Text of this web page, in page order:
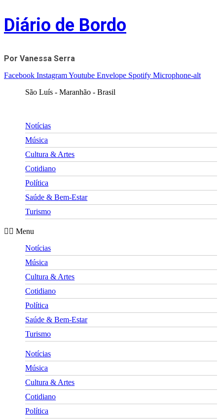
Skip
to
content
Diário de Bordo
Por Vanessa Serra
Facebook InstagramYoutube Envelope Spotify Microphone-alt
São Luís - Maranhão - Brasil
Notícias
Música
Cultura & Artes
Cotidiano
Política
Saúde & Bem-Estar
Turismo
Menu
Notícias
Música
Cultura & Artes
Cotidiano
Política
Saúde & Bem-Estar
Turismo
Notícias
Música
Cultura & Artes
Cotidiano
Política